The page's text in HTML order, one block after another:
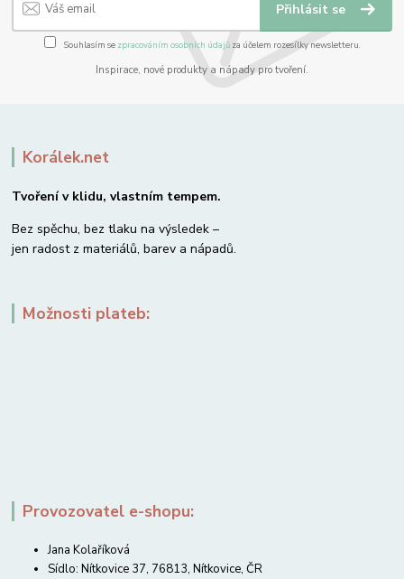
Přihlásit se
Souhlasím se zpracováním osobních údajůza účelem rozesílky newsletteru.
Inspirace, nové produkty a nápady pro tvoření.
Korálek.net
Tvoření v klidu, vlastním tempem.
Bez spěchu, bez tlaku na výsledek –
jen radost z materiálů, barev a nápadů.
Možnosti plateb:
Provozovatel e-shopu:
Jana Kolaříková
Sídlo: Nítkovice 37, 76813, Nítkovice, ČR